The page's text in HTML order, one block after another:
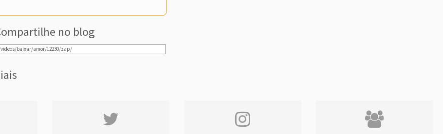
no blog